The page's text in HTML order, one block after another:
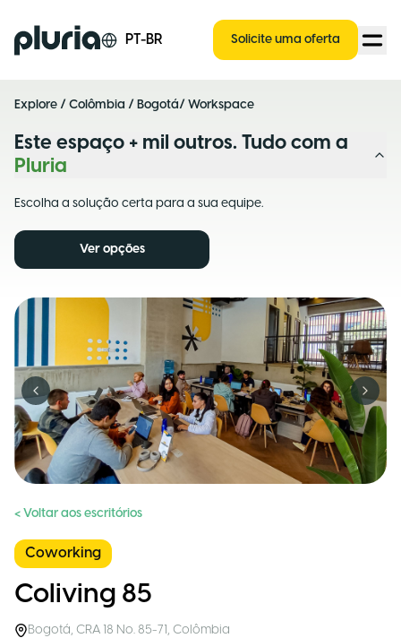
Logo Pluria PT-BR Solicite uma oferta
Explore / Colômbia / Bogotá/ Workspace
Este espaço + mil outros. Tudo com a
Pluria
Escolha a solução certa para a sua equipe.
Ver opções
Previous slide Next
< Voltar aos escritórios
Coworking
Coliving 85
Bogotá, CRA 18 No. 85-71, Colômbia